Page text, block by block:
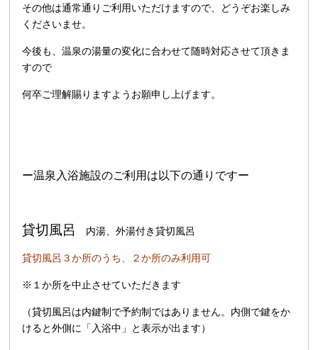
その他は通常通りご利用いただけますので、どうぞお楽しみ
くださいませ。
今後も、温泉の湯量の変化に合わせて随時対応させて頂きま
すので
何卒ご理解賜りますようお願申し上げます。
ー温泉入浴施設のご利用は以下の通りですー
貸切風呂 内湯、外湯付き貸切風呂
貸切風呂３か所のうち、２か所のみ利用可
※１か所を中止させていただきます
（貸切風呂は内鍵制で予約制ではありません。内側で鍵をか
けると外側に「入浴中」と表示が出ます）